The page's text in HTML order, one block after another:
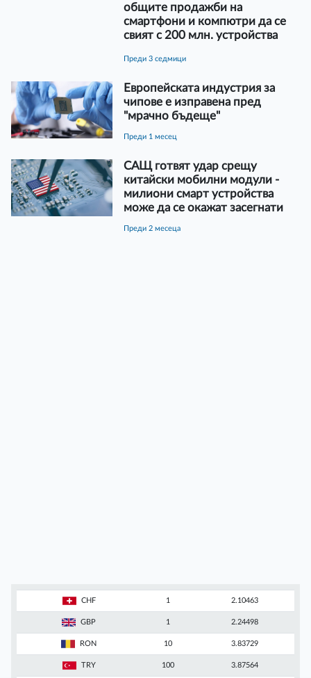
общите продажби на
смартфони и компютри да се
свият с 200 млн. устройства
преди 3 седмици
Европейската индустрия за
чипове е изправена пред
"мрачно бъдеще"
преди 1 месец
САЩ готвят удар срещу
китайски мобилни модули -
милиони смарт устройства
може да се окажат засегнати
преди 2 месеца
CHF 1 2.10463
GBP 1 2.24498
RON 10 3.83729
TRY 100 3.87564